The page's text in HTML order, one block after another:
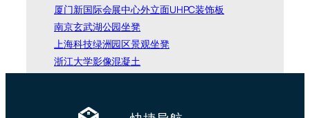
厦门新国际会展中心外立面UHPC装饰板
南京玄武湖公园坐凳
上海科技绿洲园区景观坐凳
浙江大学影像混凝土